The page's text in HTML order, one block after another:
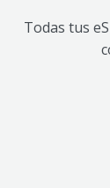
Todas tus